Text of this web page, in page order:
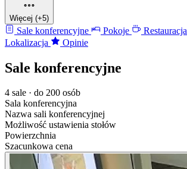
Więcej (+5)
Sale konferencyjne Pokoje Restauracja
Lokalizacja
Opinie
Sale konferencyjne
4 sale · do 200 osób
Sala konferencyjna
Nazwa sali konferencyjnej
Możliwość ustawienia stołów
Powierzchnia
Szacunkowa cena